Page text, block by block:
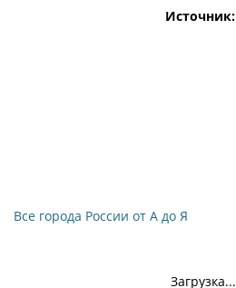
Источник:
Все города России от А до Я
Загрузка...